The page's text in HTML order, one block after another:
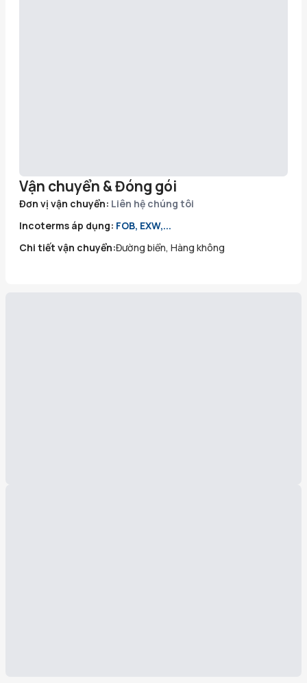
Vận chuyển & Đóng gói
Đơn vị vận chuyển: Liên hệ chúng tôi
Incoterms áp dụng: FOB, EXW,...
Chi tiết vận chuyển:Đường biển, Hàng không